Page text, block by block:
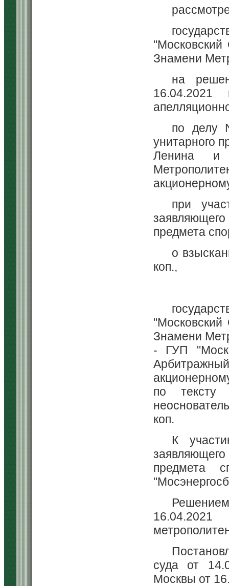
Знамени
на
16.04.2021
по делу
унитарного
Ленина и
при
предмета
о
коп.,
Знамени
- ГУП
по
коп.
К
предмета
суда от
Москвы от